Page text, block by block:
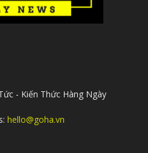
- Kiến Thức Hàng Ngày
hello@goha.vn